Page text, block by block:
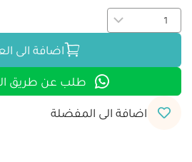
اضافة الى
طلب عن طريق
اضافة الى المفضلة